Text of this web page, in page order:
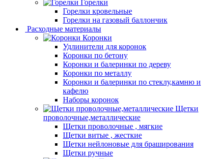
Горелки
Горелки кровельные
Горелки на газовый баллончик
Расходные материалы
Коронки
Удлинители для коронок
Коронки по бетону
Коронки и балеринки по дереву
Коронки по металлу
Коронки и балеринки по стеклу,камню и
кафелю
Наборы коронок
Щетки
проволочные,металлические
Щетки проволочные , мягкие
Щетки витые , жесткие
Щетки нейлоновые для браширования
Щетки ручные